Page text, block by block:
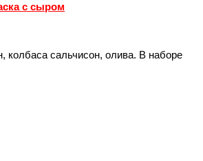
с сыром
колбаса сальчисон, олива. В наборе